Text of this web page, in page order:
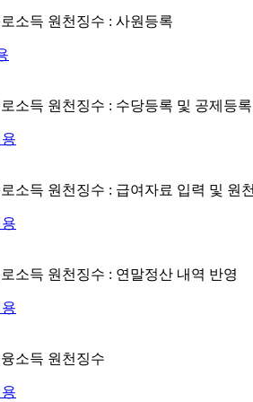
소득 원천징수 : 사원등록
소득 원천징수 : 수당등록 및 공제등록
소득 원천징수 : 급여자료 입력 및 원
소득 원천징수 : 연말정산 내역 반영
소득 원천징수